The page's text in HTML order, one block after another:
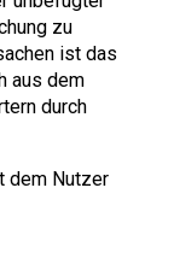
zu
ist das
aus dem
durch
dem Nutzer